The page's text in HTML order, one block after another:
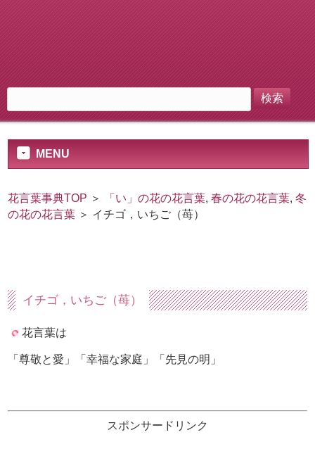
MENU
花言葉事典TOP ＞ 「い」の花の花言葉,春の花の花言葉,冬
の花の花言葉 ＞ イチゴ，いちご（苺）
イチゴ，いちご（苺）
花言葉は
「尊敬と愛」「幸福な家庭」「先見の明」
スポンサードリンク